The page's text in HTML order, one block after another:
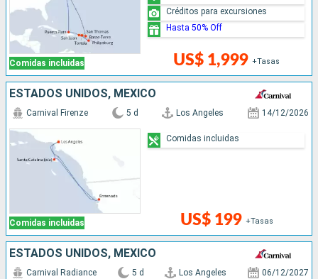
Comidas incluidas US$ 1,999 +Tasas
Créditos para excursiones
Hasta 50% Off
ESTADOS UNIDOS, MÉXICO
Comidas incluidas
Carnival Firenze 5 d Los Angeles 14/12/2026
US$ 199 +Tasas
Comidas incluidas
ESTADOS UNIDOS, MÉXICO
Carnival Radiance 5 d Los Angeles 06/12/2027